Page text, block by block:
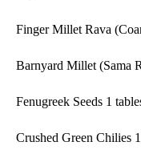
Finger Millet Rava
Barnyard Millet (Sama
Fenugreek Seeds 1
Crushed Green Chilies